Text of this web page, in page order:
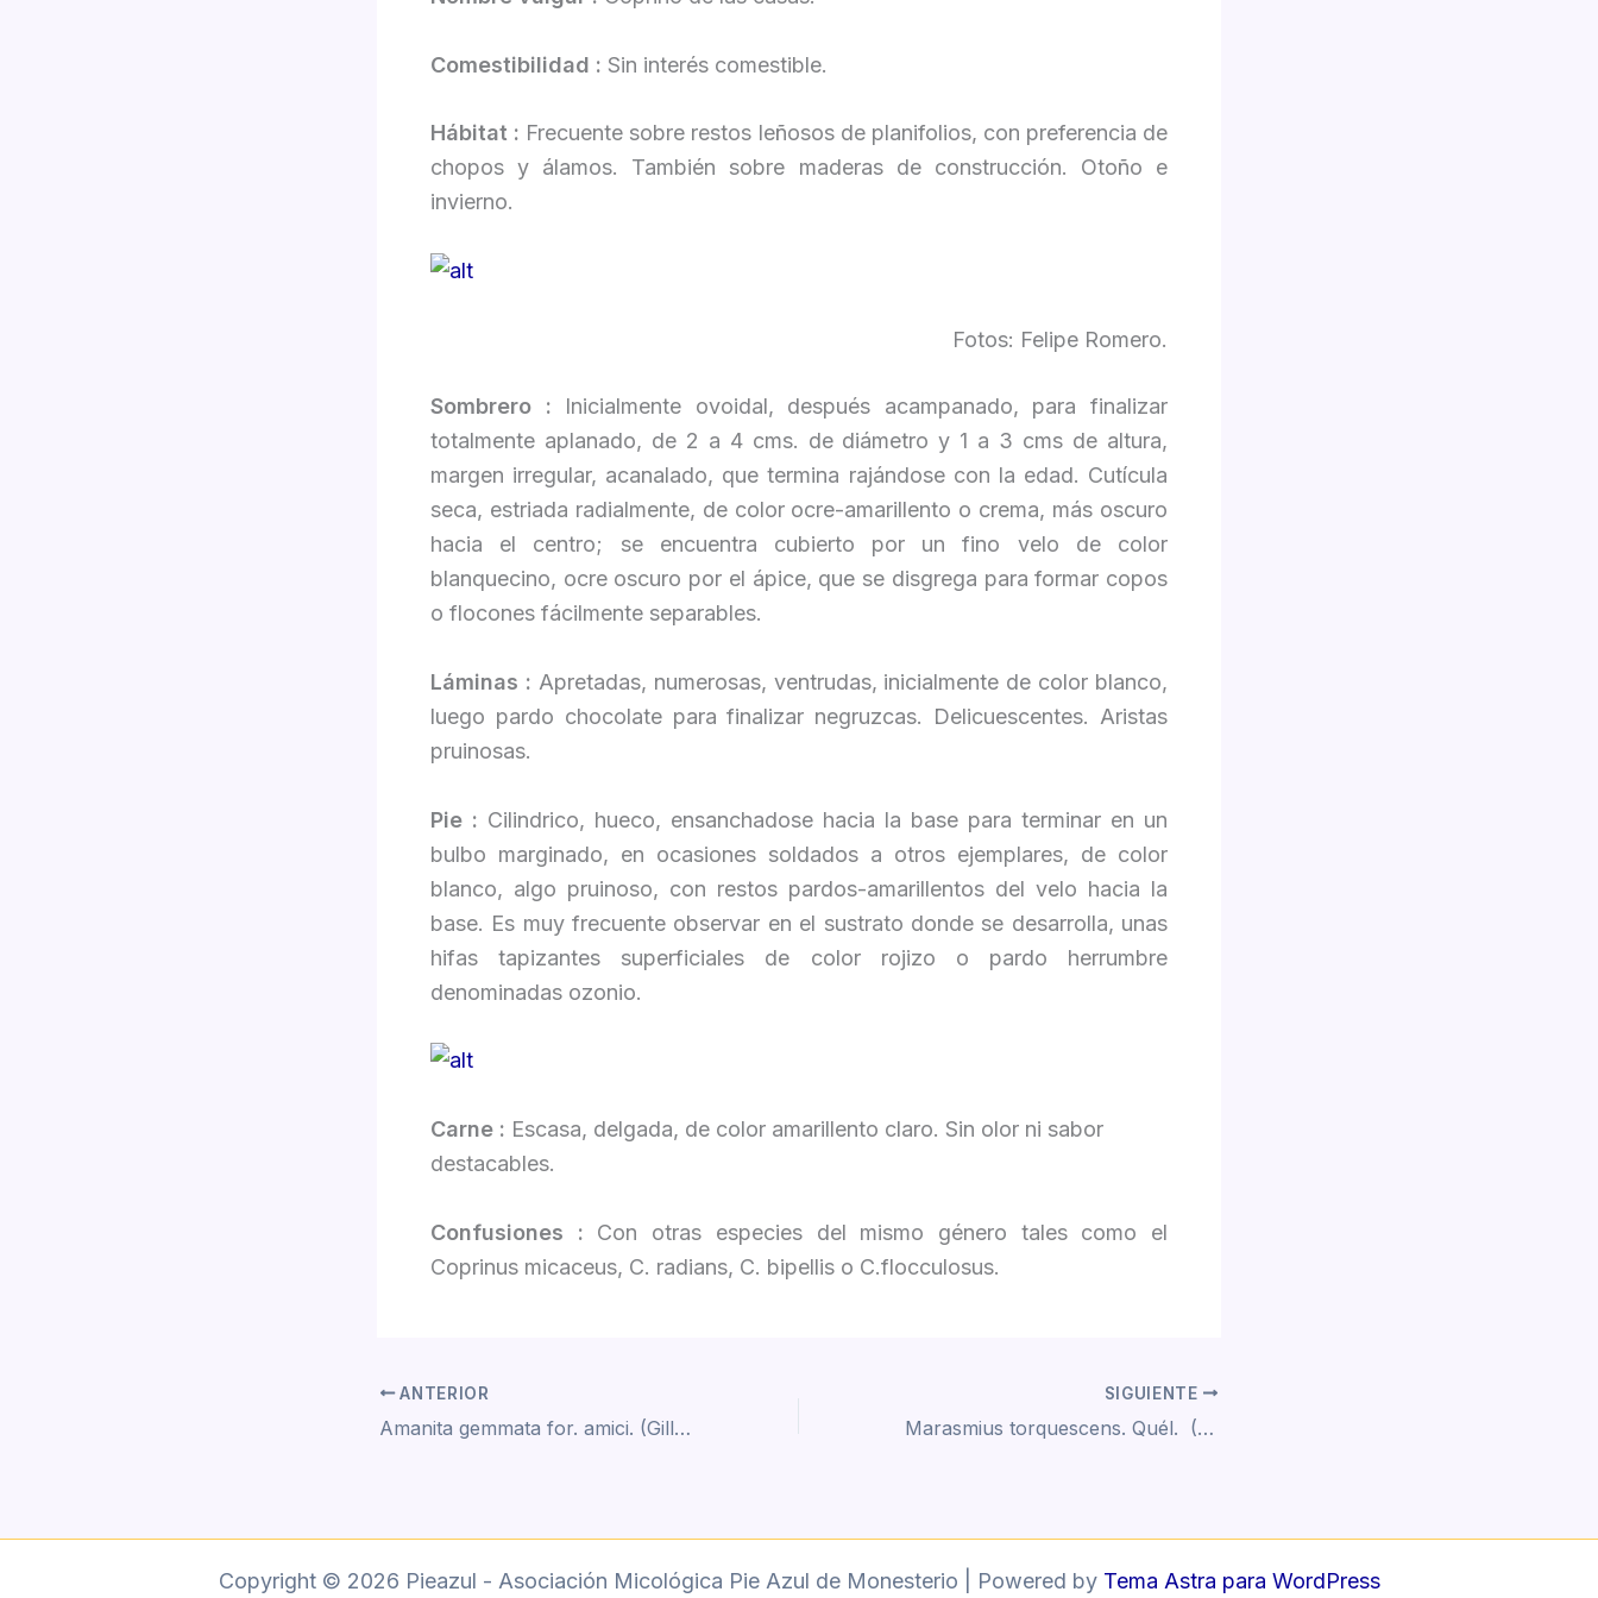
Comestibilidad : Sin interés comestible.
Hábitat : Frecuente sobre restos leñosos de planifolios, con preferencia de
chopos y álamos. También sobre maderas de construcción. Otoño e
invierno.
Fotos: Felipe Romero.
Sombrero : Inicialmente ovoidal, después acampanado, para finalizar
totalmente aplanado, de 2 a 4 cms. de diámetro y 1 a 3 cms de altura,
margen irregular, acanalado, que termina rajándose con la edad. Cutícula
seca, estriada radialmente, de color ocre-amarillento o crema, más oscuro
hacia el centro; se encuentra cubierto por un fino velo de color
blanquecino, ocre oscuro por el ápice, que se disgrega para formar copos
o flocones fácilmente separables.
Láminas : Apretadas, numerosas, ventrudas, inicialmente de color blanco,
luego pardo chocolate para finalizar negruzcas. Delicuescentes. Aristas
pruinosas.
Pie : Cilindrico, hueco, ensanchadose hacia la base para terminar en un
bulbo marginado, en ocasiones soldados a otros ejemplares, de color
blanco, algo pruinoso, con restos pardos-amarillentos del velo hacia la
base. Es muy frecuente observar en el sustrato donde se desarrolla, unas
hifas tapizantes superficiales de color rojizo o pardo herrumbre
denominadas ozonio.
Carne : Escasa, delgada, de color amarillento claro. Sin olor ni sabor
destacables.
Confusiones : Con otras especies del mismo género tales como el
Coprinus micaceus, C. radians, C. bipellis o C.flocculosus.
ANTERIOR
Amanita gemmata for. amici. (Gillet) Gilbert. (1941)
SIGUIENTE
Marasmius torquescens. Quél. (1872)
Copyright © 2026 Pieazul - Asociación Micológica Pie Azul de Monesterio | Powered by Tema Astra para WordPress